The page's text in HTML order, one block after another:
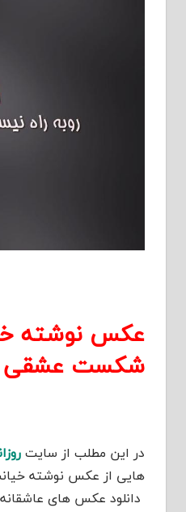
عکس نوشته
شکست عشقی
در این مطلب از سایت
هایی از عکس نوشته
دانلود عکس های